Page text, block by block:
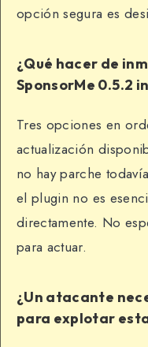
opción segura es
¿Qué hacer de
SponsorMe 0.5.2
Tres opciones en
actualización
no hay parche
el plugin no es
directamente. No
para actuar.
¿Un atacante
para explotar